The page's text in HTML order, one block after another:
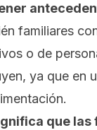
familiares
o de
, ya que en
que las